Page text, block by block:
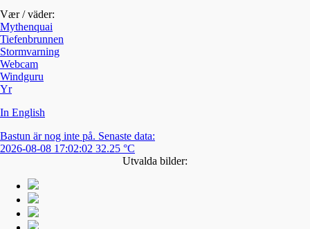
Vær / väder:
Mythenquai
Tiefenbrunnen
Stormvarning
Webcam
Windguru
Yr
In English
Bastun är nog inte på. Senaste data:
2026-08-08 17:02:02 32.25 °C
Utvalda bilder: